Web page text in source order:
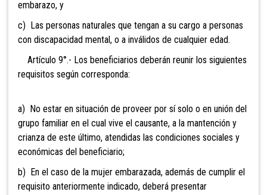
embarazo, y
c) Las personas naturales que tengan a su cargo a personas
con discapacidad mental, o a inválidos de cualquier edad.
Artículo 9°.- Los beneficiarios deberán reunir los siguientes
requisitos según corresponda:
a) No estar en situación de proveer por sí solo o en unión del
grupo familiar en el cual vive el causante, a la mantención y
crianza de este último, atendidas las condiciones sociales y
económicas del beneficiario;
b) En el caso de la mujer embarazada, además de cumplir el
requisito anteriormente indicado, deberá presentar